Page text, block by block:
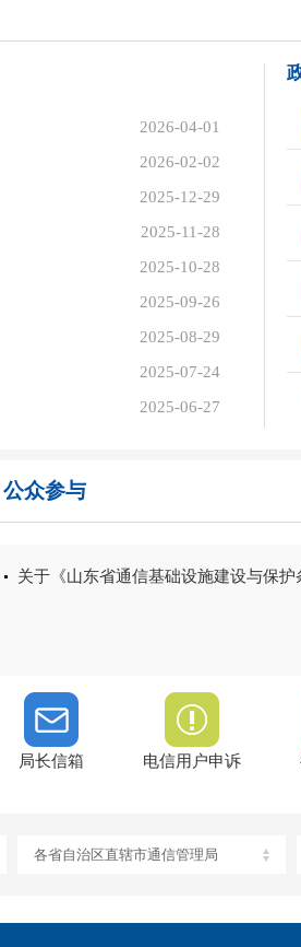
2026-04-01
2026-02-02
2025-12-29
2025-11-28
2025-10-28
2025-09-26
2025-08-29
2025-07-24
2025-06-27
公众参与
关于《山东省通信基础设施建设与保护
局长信箱 电信用户申诉
各省自治区直辖市通信管理局